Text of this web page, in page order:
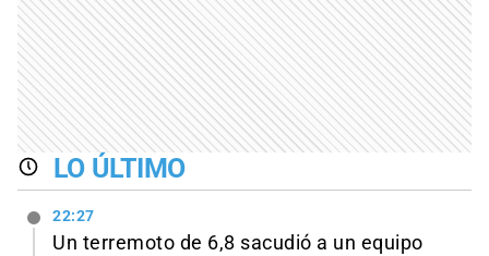
LO ÚLTIMO
22:27
Un terremoto de 6,8 sacudió a un equipo